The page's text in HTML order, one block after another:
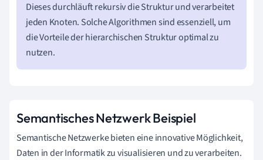
Dieses durchläuft rekursiv die Struktur und verarbeitet
jeden Knoten. Solche Algorithmen sind essenziell, um
die Vorteile der hierarchischen Struktur optimal zu
nutzen.
Semantisches Netzwerk Beispiel
Semantische Netzwerke bieten eine innovative Möglichkeit,
Daten in der Informatik zu visualisieren und zu verarbeiten.